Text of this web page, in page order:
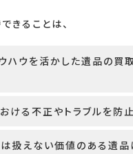
きることは、
ハウを活かした遺品の買
ける不正やトラブルを防
扱えない価値のある遺品